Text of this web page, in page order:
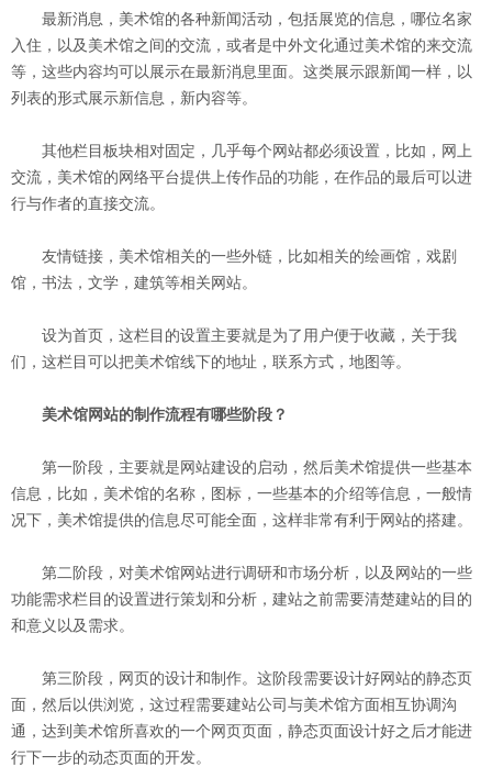
最新消息，美术馆的各种新闻活动，包括展览的信息，哪位名家
入住，以及美术馆之间的交流，或者是中外文化通过美术馆的来交流
等，这些内容均可以展示在最新消息里面。这类展示跟新闻一样，以
列表的形式展示新信息，新内容等。
其他栏目板块相对固定，几乎每个网站都必须设置，比如，网上
交流，美术馆的网络平台提供上传作品的功能，在作品的最后可以进
行与作者的直接交流。
友情链接，美术馆相关的一些外链，比如相关的绘画馆，戏剧
馆，书法，文学，建筑等相关网站。
设为首页，这栏目的设置主要就是为了用户便于收藏，关于我
们，这栏目可以把美术馆线下的地址，联系方式，地图等。
美术馆网站的制作流程有哪些阶段？
第一阶段，主要就是网站建设的启动，然后美术馆提供一些基本
信息，比如，美术馆的名称，图标，一些基本的介绍等信息，一般情
况下，美术馆提供的信息尽可能全面，这样非常有利于网站的搭建。
第二阶段，对美术馆网站进行调研和市场分析，以及网站的一些
功能需求栏目的设置进行策划和分析，建站之前需要清楚建站的目的
和意义以及需求。
第三阶段，网页的设计和制作。这阶段需要设计好网站的静态页
面，然后以供浏览，这过程需要建站公司与美术馆方面相互协调沟
通，达到美术馆所喜欢的一个网页页面，静态页面设计好之后才能进
行下一步的动态页面的开发。